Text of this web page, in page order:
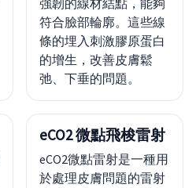
強韌的線材結點，能夠
符合臉部輪廓。這些線
條的埋入刺激膠原蛋白
的增生，改善皮膚鬆
弛、下垂的問題。
eCO2 微點飛梭雷射
eCO2微點雷射是一種用
於處理皮膚問題的雷射